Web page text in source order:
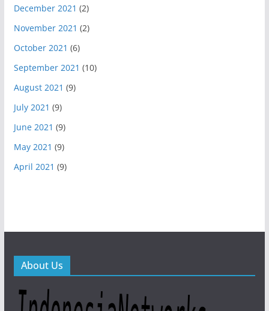
December 2021 (2)
November 2021 (2)
October 2021 (6)
September 2021 (10)
August 2021 (9)
July 2021 (9)
June 2021 (9)
May 2021 (9)
April 2021 (9)
About Us